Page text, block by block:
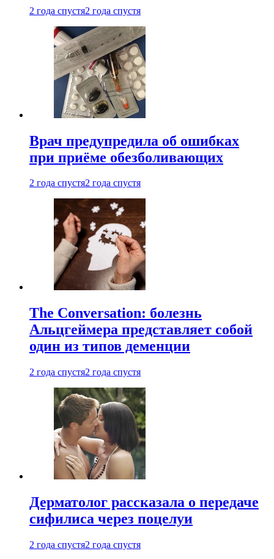
2 года спустя2 года спустя
Врач предупредила об ошибках
при приëме обезболивающих
2 года спустя2 года спустя
The Conversation: болезнь
Альцгеймера представляет собой
один из типов деменции
2 года спустя2 года спустя
Дерматолог рассказала о передаче
сифилиса через поцелуи
2 года спустя2 года спустя